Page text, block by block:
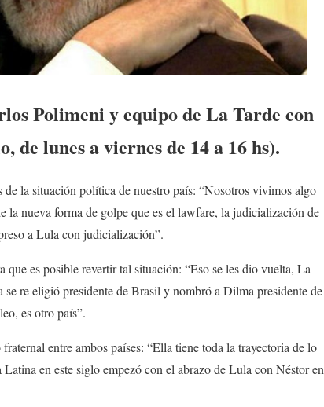
Polimeni y equipo de La Tarde con
de lunes a viernes de 14 a 16 hs).
la situación política de nuestro país: “Nosotros vivimos algo
nueva forma de golpe que es el lawfare, la judicialización de
a Lula con judicialización”.
es posible revertir tal situación: “Eso se les dio vuelta, La
re eligió presidente de Brasil y nombró a Dilma presidente de
es otro país”.
entre ambos países: “Ella tiene toda la trayectoria de lo
en este siglo empezó con el abrazo de Lula con Néstor en